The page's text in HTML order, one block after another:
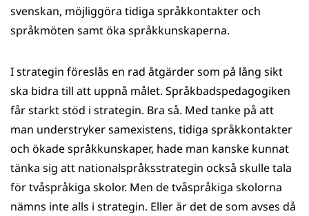
svenskan, möjliggöra tidiga språkkontakter och
språkmöten samt öka språkkunskaperna.
I strategin föreslås en rad åtgärder som på lång sikt
ska bidra till att uppnå målet. Språkbadspedagogiken
får starkt stöd i strategin. Bra så. Med tanke på att
man understryker samexistens, tidiga språkkontakter
och ökade språkkunskaper, hade man kanske kunnat
tänka sig att nationalspråksstrategin också skulle tala
för tvåspråkiga skolor. Men de tvåspråkiga skolorna
nämns inte alls i strategin. Eller är det de som avses då